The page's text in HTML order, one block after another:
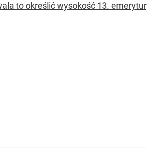
to określić wysokość 13.